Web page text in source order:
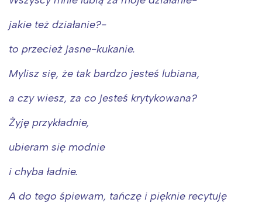
jakie też działanie?-
to przecież jasne-kukanie.
Mylisz się, że tak bardzo jesteś lubiana,
a czy wiesz, za co jesteś krytykowana?
Żyję przykładnie,
ubieram się modnie
i chyba ładnie.
A do tego śpiewam, tańczę i pięknie recytuję